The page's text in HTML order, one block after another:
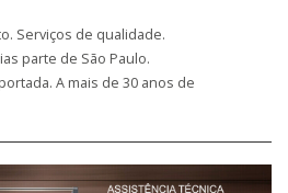
Serviços de qualidade.
parte de São Paulo.
A mais de 30 anos de